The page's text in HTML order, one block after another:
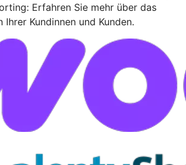
Erfahren Sie mehr über das
Ihrer Kundinnen und Kunden.